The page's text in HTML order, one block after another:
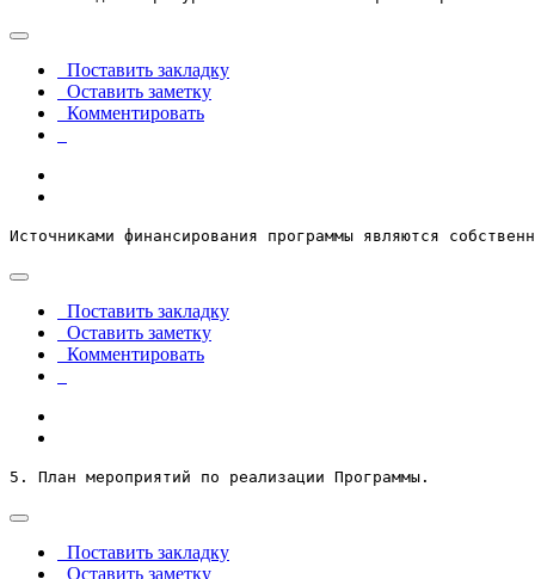
Поставить закладку
Оставить заметку
Комментировать
Источниками финансирования программы являются
Поставить закладку
Оставить заметку
Комментировать
5. План мероприятий по реализации Программы.
Поставить закладку
Оставить заметку